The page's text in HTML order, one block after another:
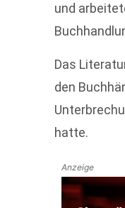
und
Das
den
hatte.
Anzeige